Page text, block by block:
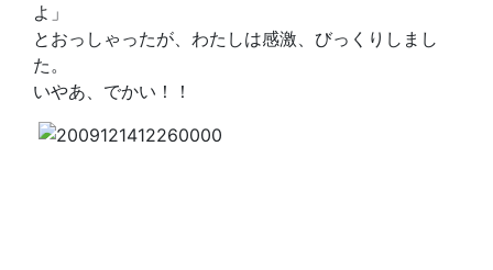
よ」
とおっしゃったが、わたしは感激、びっくりしまし
た。
いやあ、でかい！！